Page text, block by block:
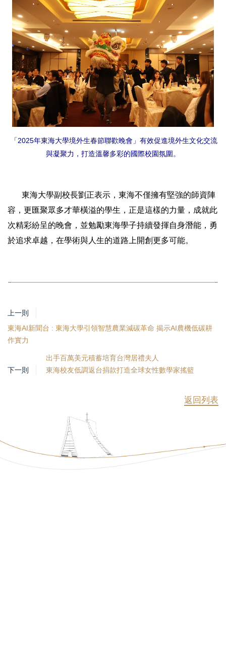
「2025年東海大學境外生春節聯歡晚會」有效促進境外生文化交流
與凝聚力，打造溫馨多彩的國際校園氛圍。
東海大學副校長劉正表示，東海不僅擁有堅強的師資陣
容，更匯聚眾多才華橫溢的學生，正是這樣的力量，成就此
次精彩紛呈的晚會，並勉勵東海學子持續發揮自身潛能，勇
於追求卓越，在學術與人生的道路上開創更多可能。
上一則
東海AI新聞台 : 東海大學引領智慧農業減碳革命 揭示AI農機低碳耕
作實力
下一則
出手百萬美元積蓄培育台灣居禮夫人
東海校友低調返台捐款打造全球女性數學家搖籃
返回列表